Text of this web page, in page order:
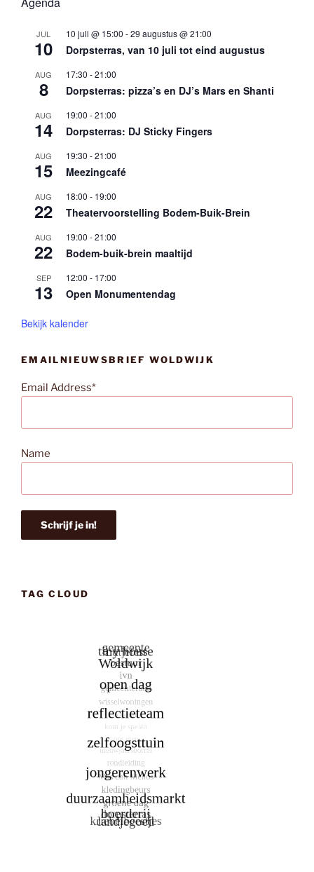
JUL
10
10 juli @ 15:00 -29 augustus @ 21:00
Dorpsterras, van 10 juli tot eind augustus
AUG
8
17:30 -21:00
Dorpsterras: pizza’s en DJ’s Mars en Shanti
AUG
14
19:00 -21:00
Dorpsterras: DJ Sticky Fingers
AUG
15
19:30 -21:00
Meezingcafé
AUG
22
18:00 - 19:00
Theatervoorstelling Bodem-Buik-Brein
AUG
22
19:00 -21:00
Bodem-buik-brein maaltijd
SEP
13
12:00 - 17:00
Open Monumentendag
Bekijk kalender
EMAILNIEUWSBRIEF WOLDWIJK
Email Address*
Name
TAG CLOUD